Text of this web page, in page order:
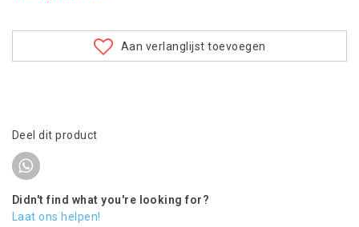
Aan verlanglijst toevoegen
Deel dit product
Didn't find what you're looking for?
Laat ons helpen!